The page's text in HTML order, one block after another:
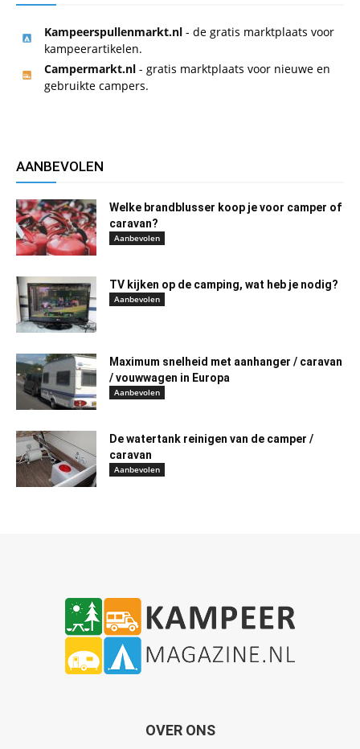
Kampeerspullenmarkt.nl - de gratis marktplaats voor
kampeerartikelen.
Campermarkt.nl - gratis marktplaats voor nieuwe en
gebruikte campers.
AANBEVOLEN
Welke brandblusser koop je voor camper of
caravan?
Aanbevolen
TV kijken op de camping, wat heb je nodig?
Aanbevolen
Maximum snelheid met aanhanger / caravan
/ vouwwagen in Europa
Aanbevolen
De watertank reinigen van de camper /
caravan
Aanbevolen
OVER ONS